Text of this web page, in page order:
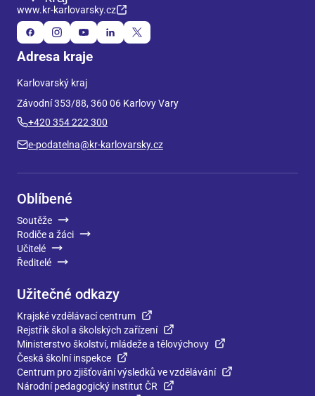
www.kr-karlovarsky.cz
Adresa kraje
Karlovarský kraj
Závodní 353/88, 360 06 Karlovy Vary
+420 354 222 300
e-podatelna@kr-karlovarsky.cz
Oblíbené
Soutěže
Rodiče a žáci
Učitelé
Ředitelé
Užitečné odkazy
Krajské vzdělávací centrum
Rejstřík škol a školských zařízení
Ministerstvo školství, mládeže a tělovýchovy
Česká školní inspekce
Centrum pro zjišťování výsledků ve vzdělávání
Národní pedagogický institut ČR